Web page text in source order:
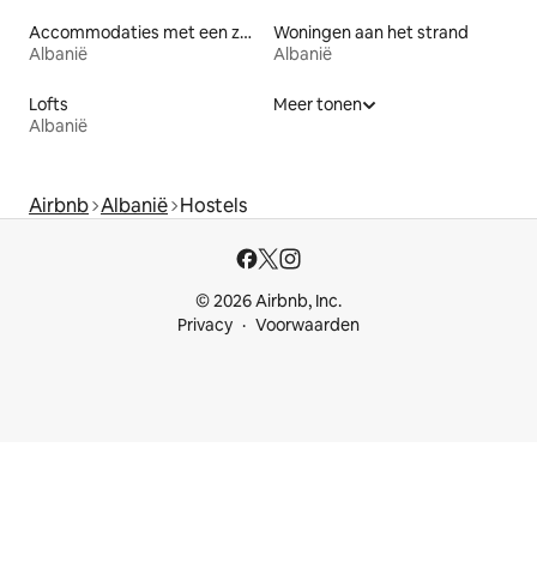
Accommodaties met een zwembad
Albanië
Woningen aan het strand
Albanië
Lofts
Albanië
Meer tonen
Airbnb Albanië Hostels
© 2026 Airbnb, Inc.
Privacy
Voorwaarden